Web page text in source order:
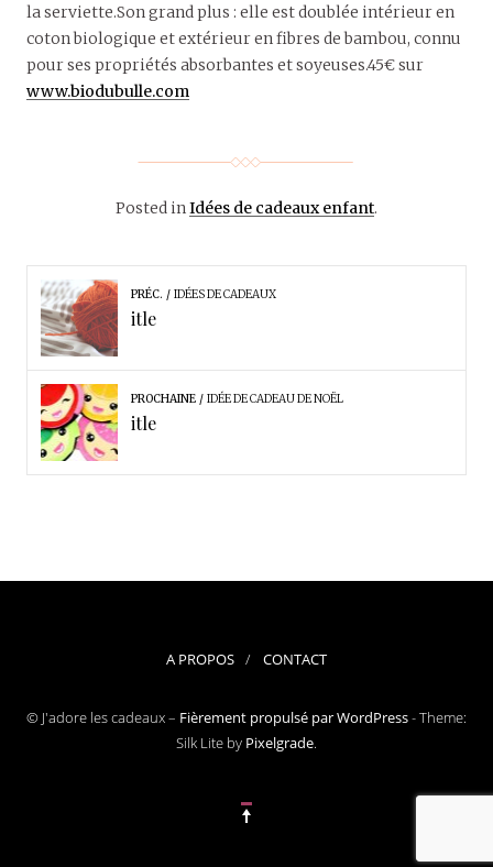
la serviette.Son grand plus : elle est doublée intérieur en
coton biologique et extérieur en fibres de bambou, connu
pour ses propriétés absorbantes et soyeuses.45€ sur
www.biodubulle.com
Posted inIdées de cadeaux enfant.
PRÉC. IDÉES DE CADEAUX
itle
PROCHAINE IDÉE DE CADEAU DE NOËL
itle
A PROPOS CONTACT
© J'adore les cadeaux – Fièrement propulsé par WordPress-Theme:
Silk Lite by Pixelgrade.